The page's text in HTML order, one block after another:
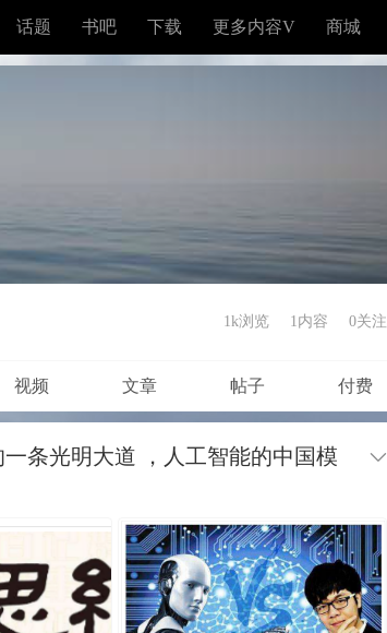
话题 书吧 下载 更多内容V 商城
1k浏览 1内容 0关注
视频 文章 帖子 付费
条光明大道 ，人工智能的中国模